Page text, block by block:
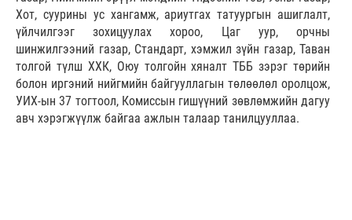
Хот, суурины ус хангамж, ариутгах татуургын ашиглалт,
үйлчилгээг зохицуулах хороо, Цаг уур, орчны
шинжилгээний газар, Стандарт, хэмжил зүйн газар, Таван
толгой түлш ХХК, Оюу толгойн хяналт ТББ зэрэг төрийн
болон иргэний нийгмийн байгууллагын төлөөлөл оролцож,
УИХ-ын 37 тогтоол, Комиссын гишүүний зөвлөмжийн дагуу
авч хэрэгжүүлж байгаа ажлын талаар танилцууллаа.